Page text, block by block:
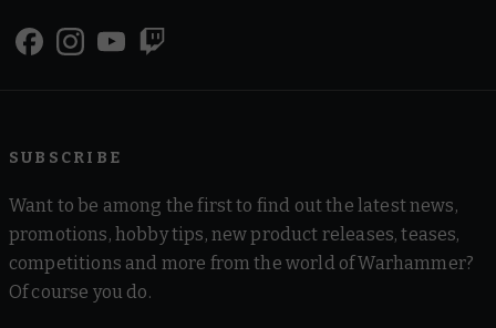
SUBSCRIBE
Want to be among the first to find out the latest news,
promotions, hobby tips, new product releases, teases,
competitions and more from the world of Warhammer?
Of course you do.